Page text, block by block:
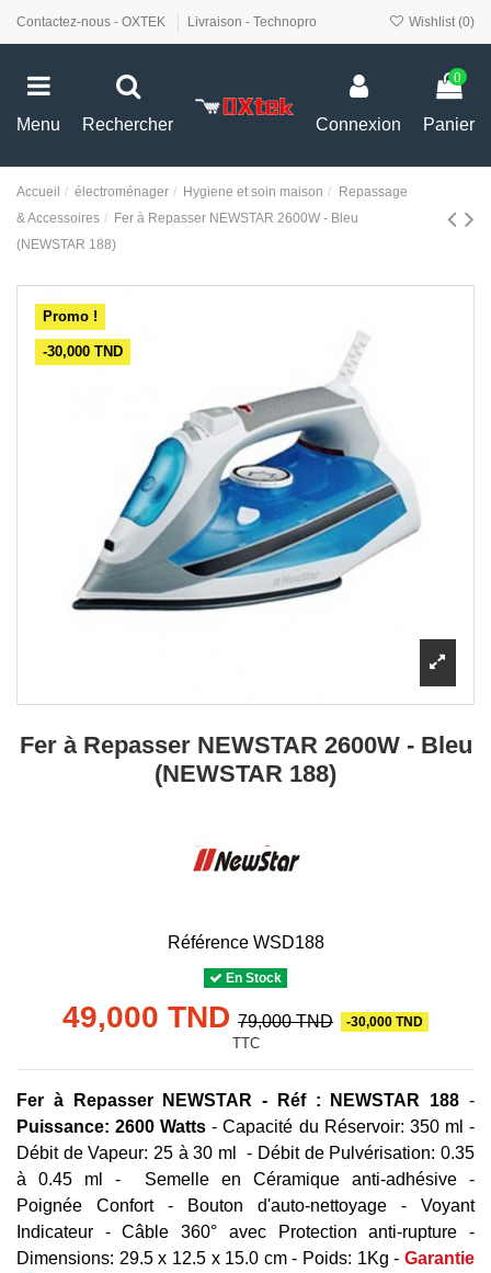
Contactez-nous - OXTEK Livraison - Technopro Wishlist (0)
Menu Rechercher Connexion
0
Panier
Accueil électroménager Hygiene et soin maison
Repassage
& Accessoires
Fer à Repasser NEWSTAR 2600W - Bleu
(NEWSTAR 188)
Promo !
-30,000 TND
Fer à Repasser NEWSTAR 2600W - Bleu
(NEWSTAR 188)
Référence WSD188
En Stock
49,000 TND 79,000 TND -30,000 TND
TTC
Fer à Repasser NEWSTAR - Réf : NEWSTAR 188 -
Puissance: 2600 Watts - Capacité du Réservoir: 350 ml -
Débit de Vapeur: 25 à 30 ml - Débit de Pulvérisation: 0.35
à 0.45 ml - Semelle en Céramique anti-adhésive -
Poignée Confort - Bouton d'auto-nettoyage - Voyant
Indicateur - Câble 360° avec Protection anti-rupture -
Dimensions: 29.5 x 12.5 x 15.0 cm - Poids: 1Kg - Garantie